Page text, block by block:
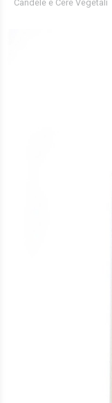
Candele e Cere Vegetali